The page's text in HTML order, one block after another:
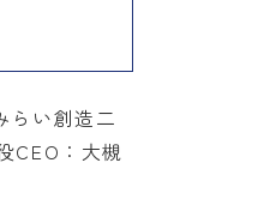
らい創造二
CEO：大槻